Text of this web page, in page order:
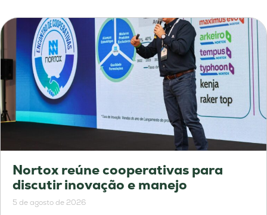
Nortox reúne cooperativas para
discutir inovação e manejo
5 de agosto de 2026